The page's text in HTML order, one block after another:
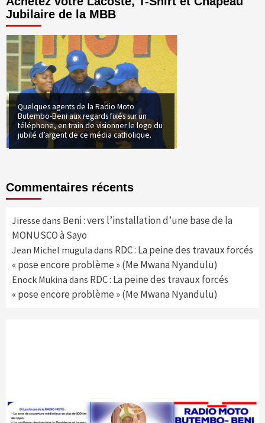
Jubilaire de la MBB
Quelques agents de la Radio Moto
Butembo-Beni aux regards fixés sur un
téléphone, en train de visionner le logo du
jubilé d’argent de ce média catholique.
Commentaires récents
Jiresse dans Beni : vers l’installation d’une base de la
MONUSCO à Sayo
Jean Michel mugula dans RDC : La peine des travaux forcés
« pose encore problème » (Me Mwana Nyandulu)
Enock Mukina dans RDC : La peine des travaux forcés
« pose encore problème » (Me Mwana Nyandulu)